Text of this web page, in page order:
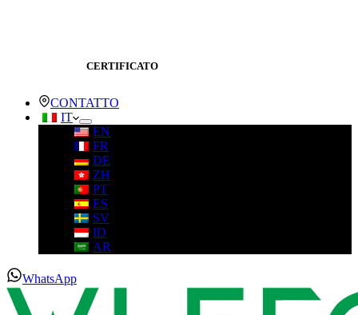
CERTIFICATO
CONTATTO
IT
EN
FR
DE
ZH
PT
ES
SV
ID
AR
WhatsApp